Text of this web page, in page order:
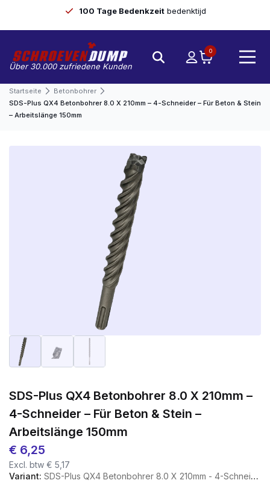
100 Tage Bedenkzeitbedenktijd
Über 30.000 zufriedene Kunden
0
Startseite
Betonbohrer
SDS-Plus QX4 Betonbohrer 8.0 X 210mm – 4-Schneider – Für Beton & Stein
– Arbeitslänge 150mm
SDS-Plus QX4 Betonbohrer 8.0 X 210mm –
4-Schneider – Für Beton & Stein –
Arbeitslänge 150mm
€ 6,25
Excl. btw € 5,17
Variant: SDS-Plus QX4 Betonbohrer 8.0 X 210mm - 4-Schneider - Für Beton & Stein - Arbeitslänge 150mm